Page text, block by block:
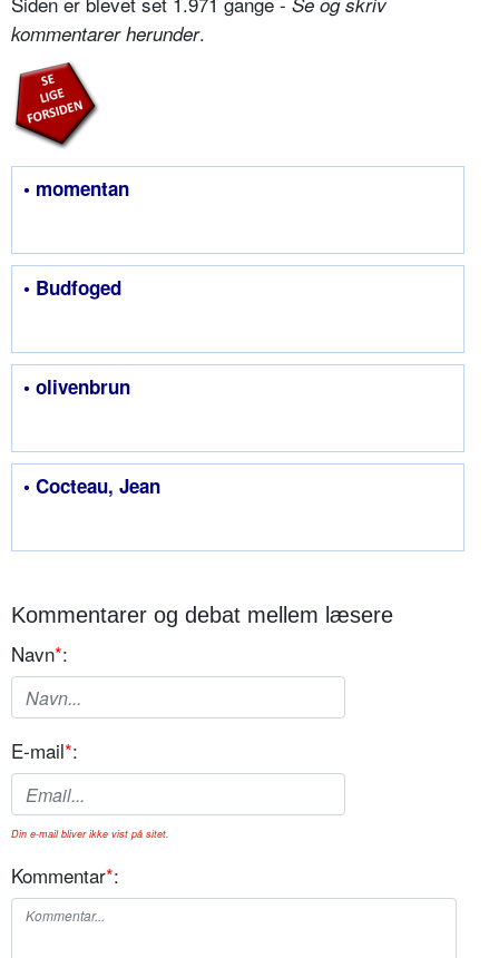
kommentarer herunder.
• momentan
• Budfoged
• olivenbrun
• Cocteau, Jean
Kommentarer og debat mellem læsere
Navn*:
E-mail*:
Din e-mail bliver ikke vist på sitet.
Kommentar*: